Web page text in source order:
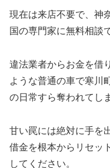
現在は来店不要で、神
国の専門家に無料相談
違法業者からお金を借
ような普通の車で寒川
の日常すら奪われてし
甘い罠には絶対に手を
借金を根本からリセッ
してください。